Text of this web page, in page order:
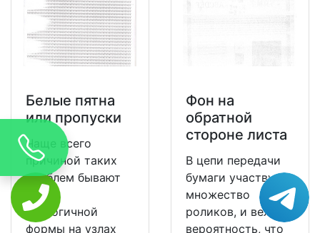
Белые пятна
или пропуски
Чаще всего
причиной таких
проблем бывают
следы
аналогичной
формы на узлах
Фон на
обратной
стороне листа
В цепи передачи
бумаги участвуют
множество
роликов, и велика
вероятность, что